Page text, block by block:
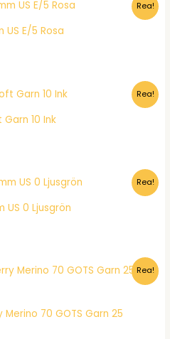
Rea!
US E/5 Rosa
Rea!
10 Ink
Rea!
US 0 Ljusgrön
Rea!
70 GOTS Garn 25